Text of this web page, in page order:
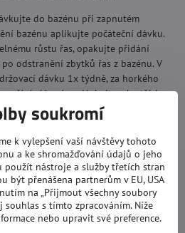
do bazénu při zapnutém
bazénu aplikujte počáteční dávku.
růstu řas, opakujte přidání
odstranění zbytků řas z bazénu. V
dávku 1x týdně, za horkého
bazénu dávkujte v kratších
koupací sezóny přidejte do vody zbylé
Tato dávka je opatřením proti
a usnadní přípravu bazénu pro
způsobem. Před použitím si vždy
o přípravku.
soukromí
k vylepšení vaší návštěvy tohoto
a ke shromažďování údajů o jeho
použít nástroje a služby třetích stran
být přenášena partnerům v EU, USA
na „Přijmout všechny soubory
souhlas s tímto zpracováním. Níže
nebo upravit své preference.